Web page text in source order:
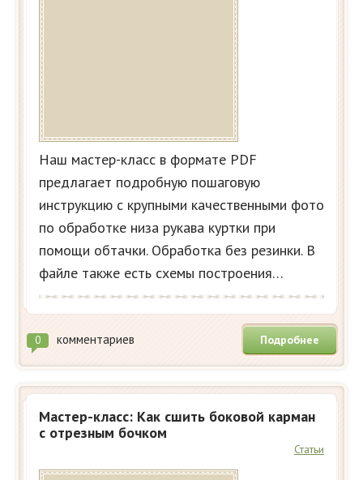
Наш мастер-класс в формате PDF
предлагает подробную пошаговую
инструкцию с крупными качественными фото
по обработке низа рукава куртки при
помощи обтачки. Обработка без резинки. В
файле также есть схемы построения…
0 комментариев Подробнее
Мастер-класс: Как сшить боковой карман
с отрезным бочком
Статьи